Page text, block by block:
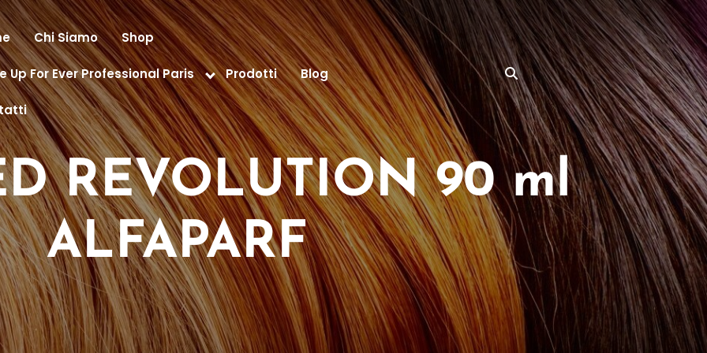
Chi Siamo Shop
Up For Ever Professional Paris Prodotti Blog
REVOLUTION 90 ml
ALFAPARF